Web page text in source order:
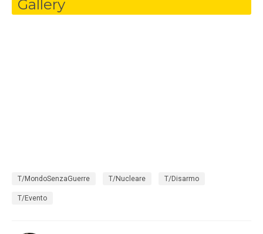
Gallery
T/MondoSenzaGuerre T/Nucleare T/Disarmo
T/Evento